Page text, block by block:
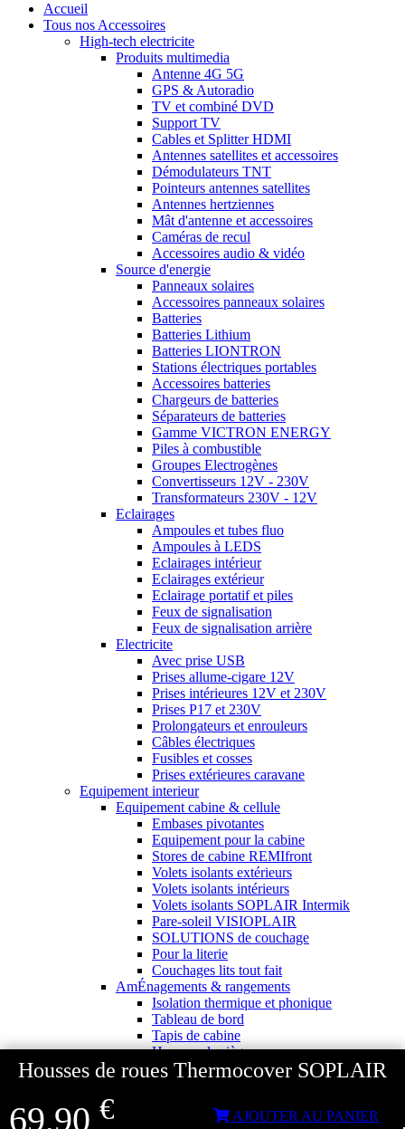
Housses de roues Thermocover SOPLAIR
69,90 € AJOUTER AU PANIER
Accueil
Tous nos Accessoires
High-tech electricite
Produits multimedia
Antenne 4G 5G
GPS & Autoradio
TV et combiné DVD
Support TV
Cables et Splitter HDMI
Antennes satellites et accessoires
Démodulateurs TNT
Pointeurs antennes satellites
Antennes hertziennes
Mât d'antenne et accessoires
Caméras de recul
Accessoires audio & vidéo
Source d'energie
Panneaux solaires
Accessoires panneaux solaires
Batteries
Batteries Lithium
Batteries LIONTRON
Stations électriques portables
Accessoires batteries
Chargeurs de batteries
Séparateurs de batteries
Gamme VICTRON ENERGY
Piles à combustible
Groupes Electrogènes
Convertisseurs 12V - 230V
Transformateurs 230V - 12V
Eclairages
Ampoules et tubes fluo
Ampoules à LEDS
Eclairages intérieur
Eclairages extérieur
Eclairage portatif et piles
Feux de signalisation
Feux de signalisation arrière
Electricite
Avec prise USB
Prises allume-cigare 12V
Prises intérieures 12V et 230V
Prises P17 et 230V
Prolongateurs et enrouleurs
Câbles électriques
Fusibles et cosses
Prises extérieures caravane
Equipement interieur
Equipement cabine & cellule
Embases pivotantes
Equipement pour la cabine
Stores de cabine REMIfront
Volets isolants extérieurs
Volets isolants intérieurs
Volets isolants SOPLAIR Intermik
Pare-soleil VISIOPLAIR
SOLUTIONS de couchage
Pour la literie
Couchages lits tout fait
AmÉnagements & rangements
Isolation thermique et phonique
Tableau de bord
Tapis de cabine
Housses de sièges
Rideaux de porte et moustiquaires
Solutions Rangement PURVARIO